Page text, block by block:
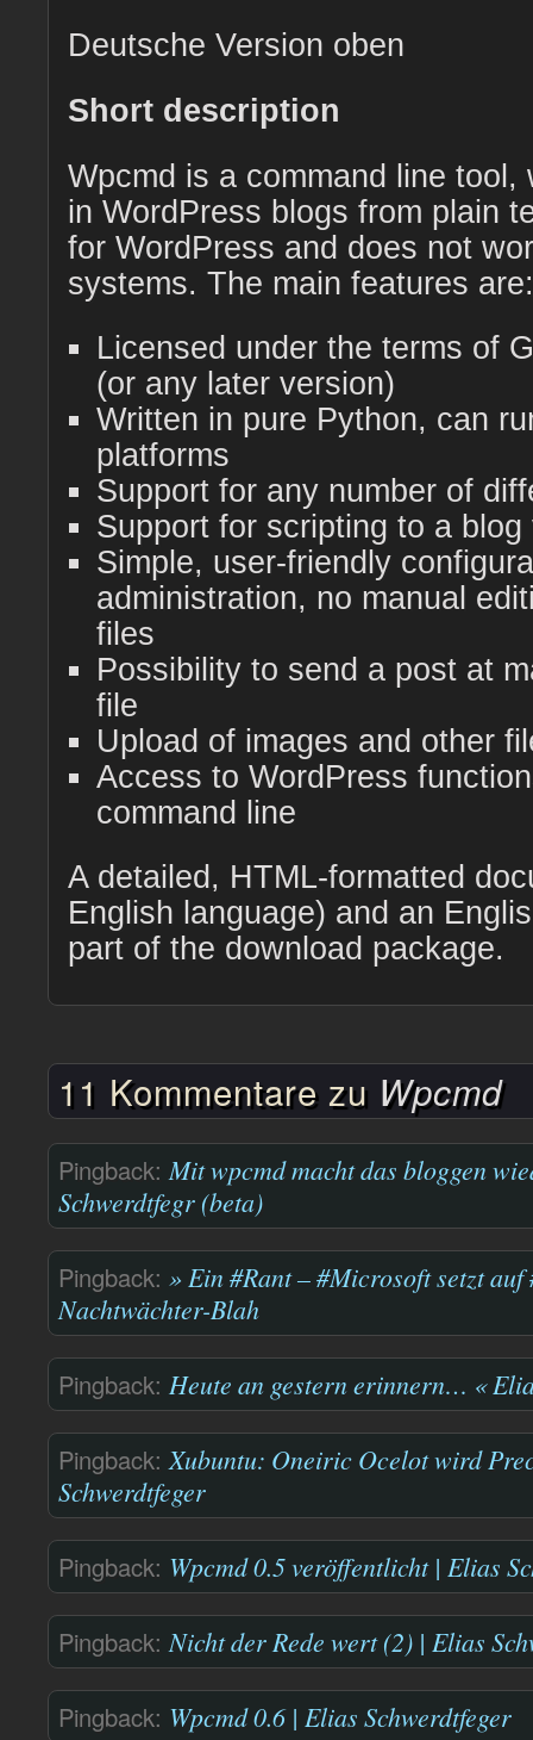
Deutsche Version oben
Short description
Wpcmd is a command line tool,
in WordPress blogs from plain
for WordPress and does not
systems. The main features are:
Licensed under the terms of
(or any later version)
Written in pure Python, can
platforms
Support for any number of
Support for scripting to a blog
Simple, user-friendly
administration, no manual
files
Possibility to send a post at
file
Upload of images and other
Access to WordPress
command line
A detailed, HTML-formatted
English language) and an
part of the download package.
11 Kommentare zu Wpcmd
Pingback:Mit wpcmd macht das bloggen
Schwerdtfegr (beta)
Pingback: » Ein #Rant – #Microsoft setzt auf
Nachtwächter-Blah
Pingback: Heute an gestern erinnern… «
Pingback:Xubuntu: Oneiric Ocelot wird
Schwerdtfeger
Pingback: Wpcmd 0.5 veröffentlicht | Elias
Pingback:Nicht der Rede wert (2) | Elias
Pingback: Wpcmd 0.6 | Elias Schwerdtfeger